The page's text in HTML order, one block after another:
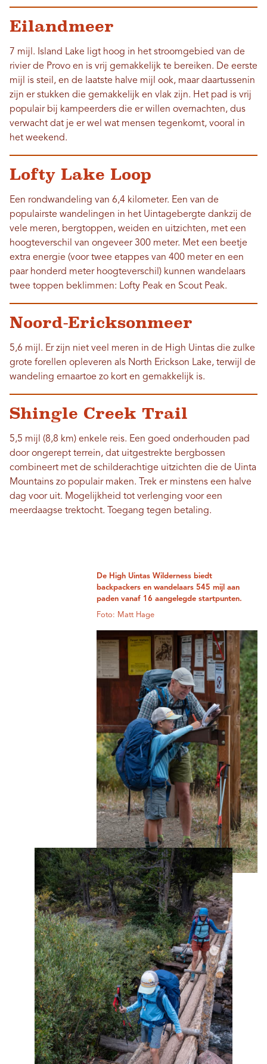
Eilandmeer
7 mijl. Island Lake ligt hoog in het stroomgebied van de
rivier de Provo en is vrij gemakkelijk te bereiken. De eerste
mijl is steil, en de laatste halve mijl ook, maar daartussenin
zijn er stukken die gemakkelijk en vlak zijn. Het pad is vrij
populair bij kampeerders die er willen overnachten, dus
verwacht dat je er wel wat mensen tegenkomt, vooral in
het weekend.
Lofty Lake Loop
Een rondwandeling van 6,4 kilometer. Een van de
populairste wandelingen in het Uintagebergte dankzij de
vele meren, bergtoppen, weiden en uitzichten, met een
hoogteverschil van ongeveer 300 meter. Met een beetje
extra energie (voor twee etappes van 400 meter en een
paar honderd meter hoogteverschil) kunnen wandelaars
twee toppen beklimmen: Lofty Peak en Scout Peak.
Noord-Ericksonmeer
5,6 mijl. Er zijn niet veel meren in de High Uintas die zulke
grote forellen opleveren als North Erickson Lake, terwijl de
wandeling ernaartoe zo kort en gemakkelijk is.
Shingle Creek Trail
5,5 mijl (8,8 km) enkele reis. Een goed onderhouden pad
door ongerept terrein, dat uitgestrekte bergbossen
combineert met de schilderachtige uitzichten die de Uinta
Mountains zo populair maken. Trek er minstens een halve
dag voor uit. Mogelijkheid tot verlenging voor een
meerdaagse trektocht. Toegang tegen betaling.
De High Uintas Wilderness biedt
backpackers en wandelaars 545 mijl aan
paden vanaf 16 aangelegde startpunten.
Foto: Matt Hage